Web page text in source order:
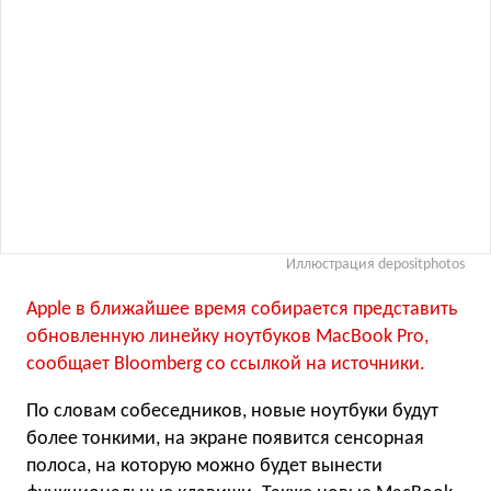
Иллюстрация depositphotos
Apple в ближайшее время собирается представить
обновленную линейку ноутбуков MacBook Pro,
сообщает Bloomberg со ссылкой на источники.
По словам собеседников, новые ноутбуки будут
более тонкими, на экране появится сенсорная
полоса, на которую можно будет вынести